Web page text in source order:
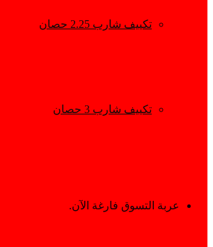
تكييف شارب 2.25 حصان
تكييف شارب 3 حصان
إستعراض
عربة التسوق فارغة الآن.